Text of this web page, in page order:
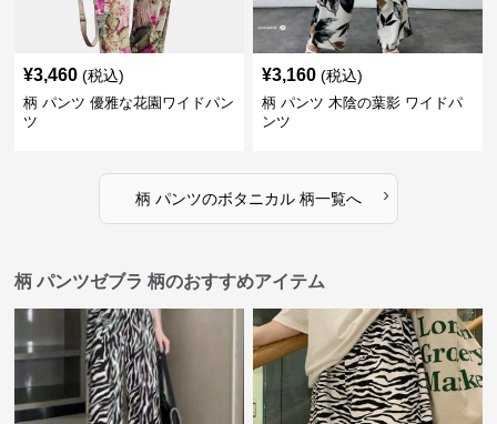
¥3,460 (税込)
柄 パンツ 優雅な花園ワイドパン
ツ
¥3,160 (税込)
柄 パンツ 木陰の葉影 ワイドパ
ンツ
柄 パンツのボタニカル 柄一覧へ ›
柄 パンツゼブラ 柄のおすすめアイテム